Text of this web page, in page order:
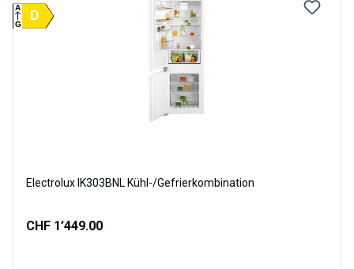
D
A
G
Electrolux IK303BNL Kühl-/Gefrierkombination
CHF 1’449.00